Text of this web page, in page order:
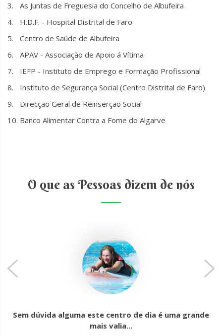
As Juntas de Freguesia do Concelho de Albufeira
H.D.F. - Hospital Distrital de Faro
Centro de Saúde de Albufeira
APAV - Associação de Apoio á Vítima
IEFP - Instituto de Emprego e Formação Profissional
Instituto de Segurança Social (Centro Distrital de Faro)
Direcção Geral de Reinserção Social
Banco Alimentar Contra a Fome do Algarve
O que as Pessoas dizem de nós
Sem dúvida alguma este centro de dia é uma grande
mais valia...